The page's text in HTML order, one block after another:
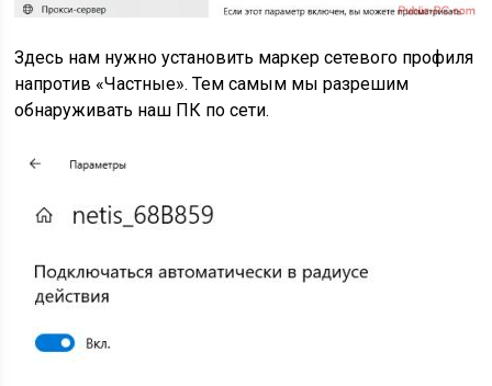
Здесь нам нужно установить маркер сетевого профиля
напротив «Частные». Тем самым мы разрешим
обнаруживать наш ПК по сети.